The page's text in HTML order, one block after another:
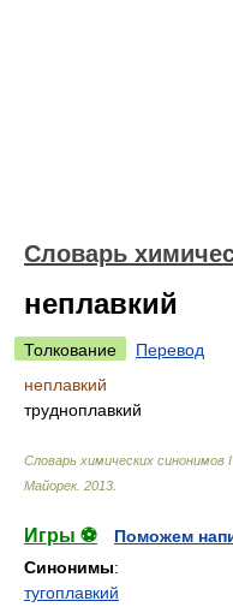
Cловарь
неплавкий
Толкование
Перевод
неплавкий
трудноплавкий
Cловарь химических синонимов I
Майорек. 2013
Игры ⚽
Поможем
Синонимы:
тугоплавкий